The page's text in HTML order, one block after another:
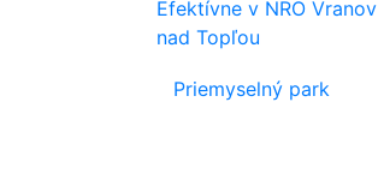
Efektívne v NRO Vranov
nad Topľou
Priemyselný park